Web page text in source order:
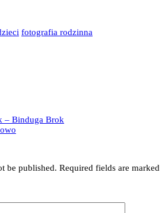
fotografia rodzinna
– Binduga Brok
be published. Required fields are marked